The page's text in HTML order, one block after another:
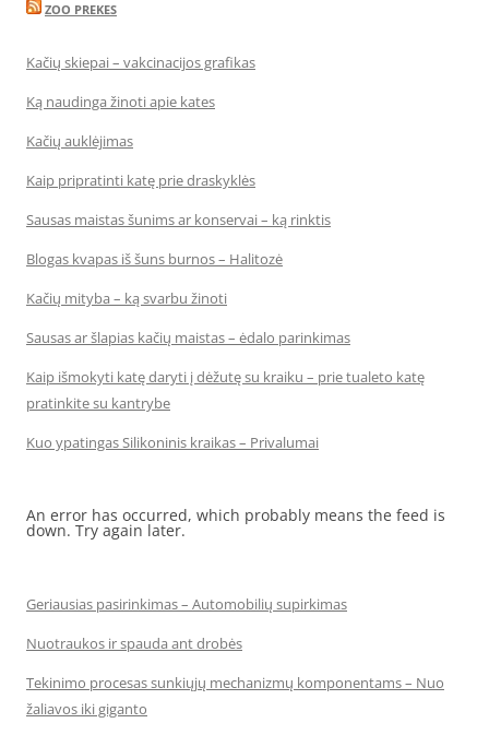
ZOO PREKES
Kačių skiepai – vakcinacijos grafikas
Ką naudinga žinoti apie kates
Kačių auklėjimas
Kaip pripratinti katę prie draskyklės
Sausas maistas šunims ar konservai – ką rinktis
Blogas kvapas iš šuns burnos – Halitozė
Kačių mityba – ką svarbu žinoti
Sausas ar šlapias kačių maistas – ėdalo parinkimas
Kaip išmokyti katę daryti į dėžutę su kraiku – prie tualeto katę
pratinkite su kantrybe
Kuo ypatingas Silikoninis kraikas – Privalumai
An error has occurred, which probably means the feed is
down. Try again later.
Geriausias pasirinkimas – Automobilių supirkimas
Nuotraukos ir spauda ant drobės
Tekinimo procesas sunkiųjų mechanizmų komponentams – Nuo
žaliavos iki giganto